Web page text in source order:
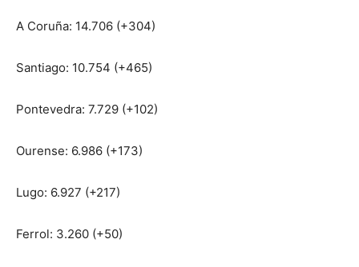
A Coruña: 14.706 (+304)
Santiago: 10.754 (+465)
Pontevedra: 7.729 (+102)
Ourense: 6.986 (+173)
Lugo: 6.927 (+217)
Ferrol: 3.260 (+50)